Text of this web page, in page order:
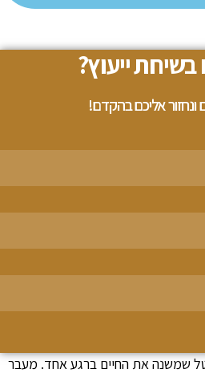
בשיחת ייעוץ?
ונחזור אליכם בהקדם!
שמשנה את החיים ברגע אחד. מעבר